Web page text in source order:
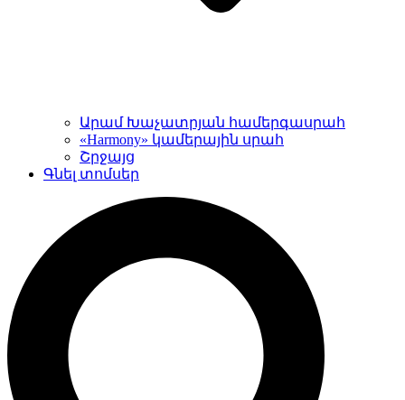
Արամ Խաչատրյան համերգասրահ
«Harmony» կամերային սրահ
Շրջայց
Գնել տոմսեր